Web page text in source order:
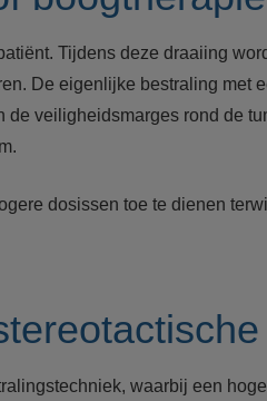
Tijdens deze draaiing
De eigenlijke bestraling met
veiligheidsmarges rond de
dosissen toe te dienen
waarbij een